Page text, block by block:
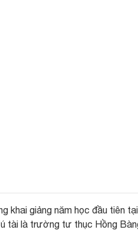
khai giảng năm học đầu tiên
tài là trường tư thục Hồng